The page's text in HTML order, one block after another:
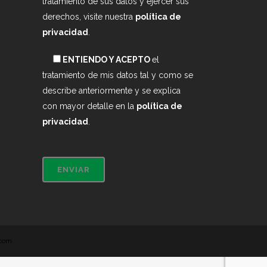
derechos, visite nuestra política de
privacidad
ENTIENDO Y ACEPTOel
tratamiento de mis datos tal y como se
describe anteriormente y se explica
con mayor detalle en la política de
privacidad